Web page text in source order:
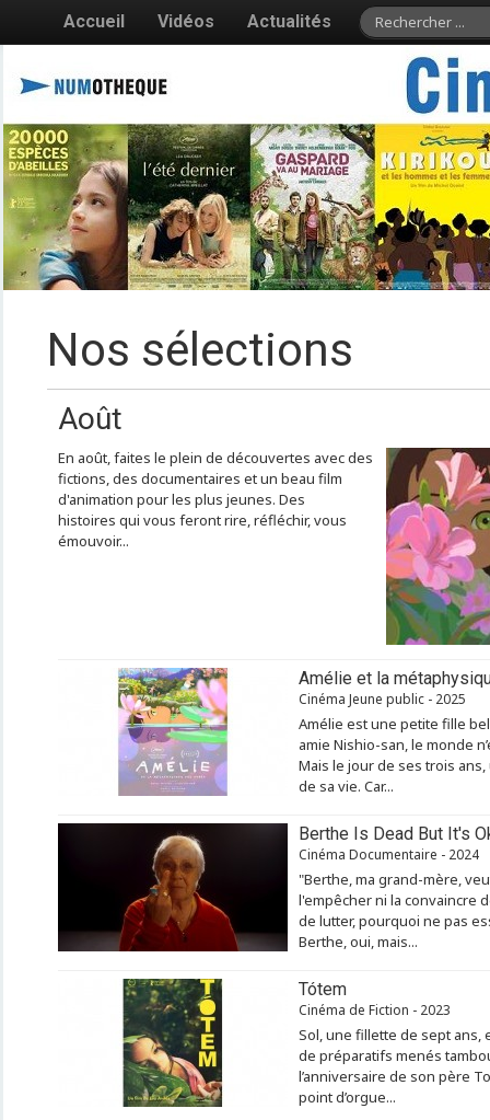
Accueil Vidéos Actualités
Nos sélections
Août
En août, faites le plein de découvertes avec des
fictions, des documentaires et un beau film
d'animation pour les plus jeunes. Des
histoires qui vous feront rire, réfléchir, vous
émouvoir...
Amélie et la
Cinéma Jeune public - 2025
Amélie est une petite fille
amie Nishio-san, le monde
Mais le jour de ses trois
de sa vie. Car...
Berthe Is Dead But It's
Cinéma Documentaire - 2024
"Berthe, ma grand-mère,
l'empêcher ni la convaincre
de lutter, pourquoi ne pas
Berthe, oui, mais...
Tótem
Cinéma de Fiction - 2023
Sol, une fillette de sept
de préparatifs menés
l’anniversaire de son père
point d’orgue...